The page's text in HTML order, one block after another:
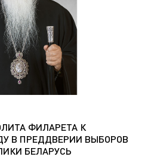
ФИЛАРЕТА К
В ПРЕДДВЕРИИ ВЫБОРОВ
БЕЛАРУСЬ